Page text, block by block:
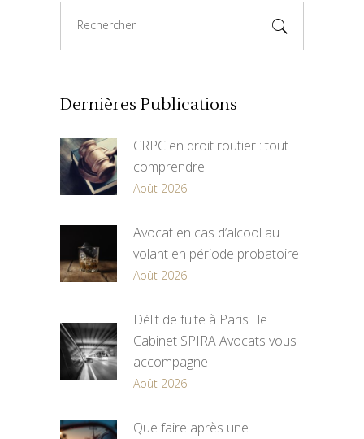
for:
Dernières Publications
CRPC en droit routier : tout
comprendre
Août 2026
Avocat en cas d’alcool au
volant en période probatoire
Août 2026
Délit de fuite à Paris : le
Cabinet SPIRA Avocats vous
accompagne
Août 2026
Que faire après une